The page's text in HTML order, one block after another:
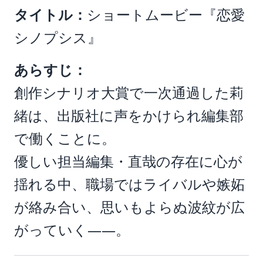
タイトル： ショートムービー『恋愛
シノプシス』
あらすじ：
創作シナリオ大賞で一次通過した莉
緒は、出版社に声をかけられ編集部
で働くことに。
優しい担当編集・直哉の存在に心が
揺れる中、職場ではライバルや嫉妬
が絡み合い、思いもよらぬ波紋が広
がっていく――。